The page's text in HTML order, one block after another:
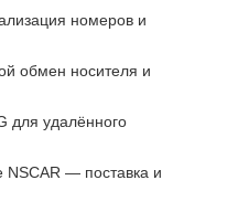
номеров и
обмен носителя и
для удалённого
NSCAR — поставка и